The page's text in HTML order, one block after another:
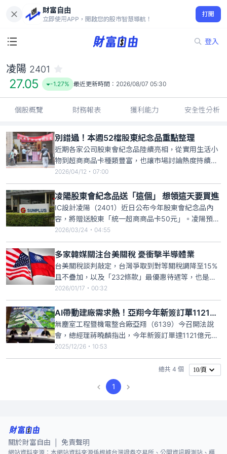
財富自由
立即使用APP，開啟您的股市智慧導航！
打開
登入
27.05
-1.27%
凌陽 2401
27.05 -1.27% 最近更新時間： 2026/08/07 05:30
個股概覽 財務報表 獲利能力 安全性分析
別錯過！本週52檔股東紀念品重點整理
近期各家公司股東會紀念品陸續亮相，從實用生活小
物到超商商品卡種類豐富，也讓市場討論熱度持續攀
升。根據最新統計，本週共有52家公司迎來最後買進
日，包括凌陽（2401）統一超商商品卡50元、錸德
（2349）洗衣機槽清潔錠、燿華（2367）感應小夜
燈、山隆（2616）春風抽取式衛生紙一串、華南金
（2880
2026/04/12・07:00
凌陽股東會紀念品送「這個」 想領這天要買進
IC設計凌陽（2401）近日公布今年股東會紀念品內
容，將贈送股東「統一超商商品卡50元」。凌陽預計
於6月15日召開股東常會，並自4月17日至6月15日辦
理股票停止過戶。投資人若想取得紀念品，須於4月
14日前完成買進凌陽股票，才能列入股東名冊。
2026/03/24・04:55
多家韓媒關注台美關稅 憂衝擊半導體業
台美關稅談判敲定，台灣爭取到對等關稅調降至15%
且不疊加，以及「232條款」最優惠待遇等，也是全
球首個取得美232條款關稅優惠國家。這樣的談判成
果也引發國際關注，南韓媒體也對此進行報導，由於
與台灣半導體產業有競爭關係，擔心韓國半導體展業
會受到影響，多家韓媒也關注，去年美韓協議的「最
惠國待遇」原則，還
2026/01/17・00:32
AI帶動建廠需求熱！亞翔今年新簽訂單1121億 97％來自半導體業
無塵室工程暨機電整合廠亞翔（6139）今召開法說
會，總經理蔣曉麟指出，今年新簽訂單達1121億元，
創近五年新高，區域分佈以東協佔84%為最大宗，產
業分佈以半導體佔97%最高，新簽訂單幾乎皆來自半
導體，公共工程（如捷運、機場）接案較少。在建工
程合約金額累計達1753億元，也創近五年新高，其
2025/12/26・10:53
總共 4 個 10/頁
1
關於財富自由 免責聲明